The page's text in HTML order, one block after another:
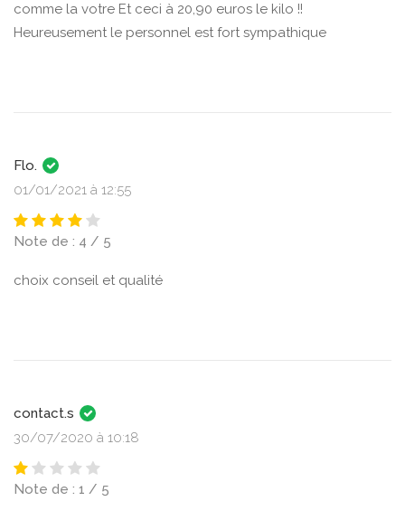
comme la votre Et ceci à 20,90 euros le kilo !!
Heureusement le personnel est fort sympathique
Flo.
01/01/2021 à 12:55
Note de : 4 / 5
choix conseil et qualité
contact.s
30/07/2020 à 10:18
Note de : 1 / 5